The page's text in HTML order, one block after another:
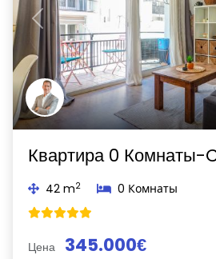
Previous
42 m2 0 Комнаты
Цена 345.000€